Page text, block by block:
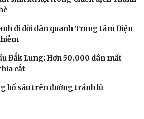
Thời trang
di dời dân quanh Trung tâm Điện
Đắk Lung: Hơn 50.000 dân mất
cắt
hố sâu trên đường tránh lũ